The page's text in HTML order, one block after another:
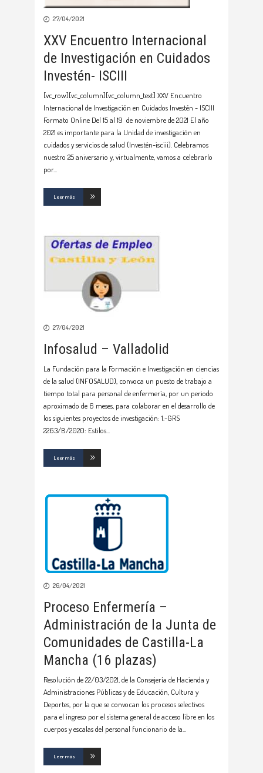
27/04/2021
XXV Encuentro Internacional
de Investigación en Cuidados
Investén- ISCIII
[vc_row][vc_column][vc_column_text] XXV Encuentro
Internacional de Investigación en Cuidados Investén - ISCIII
Formato Online Del 15 al 19 de noviembre de 2021 El año
2021 es importante para la Unidad de investigación en
cuidados y servicios de salud (Investén-isciii). Celebramos
nuestro 25 aniversario y, virtualmente, vamos a celebrarlo
por
Leer más
27/04/2021
Infosalud – Valladolid
La Fundación para la Formación e Investigación en ciencias
de la salud (INFOSALUD), convoca un puesto de trabajo a
tiempo total para personal de enfermería, por un periodo
aproximado de 6 meses, para colaborar en el desarrollo de
los siguientes proyectos de investigación: 1.-GRS
2263/B/2020: Estilos
Leer más
26/04/2021
Proceso Enfermería –
Administración de la Junta de
Comunidades de Castilla-La
Mancha (16 plazas)
Resolución de 22/03/2021, de la Consejería de Hacienda y
Administraciones Públicas y de Educación, Cultura y
Deportes, por la que se convocan los procesos selectivos
para el ingreso por el sistema general de acceso libre en los
cuerpos y escalas del personal funcionario de la
Leer más